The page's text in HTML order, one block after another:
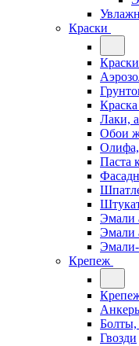
Краски
Краски
Лаки,
Обои
Олифа,
Паста
Эмали
Эмали
Эмали-
Крепеж
Болты,
Гвозди